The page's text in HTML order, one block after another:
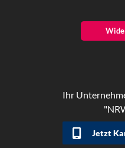
Ihr
Jetzt